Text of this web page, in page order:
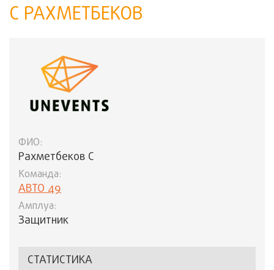
С РАХМЕТБЕКОВ
ФИО:
Рахметбеков С
Команда:
АВТО 49
Амплуа:
Защитник
СТАТИСТИКА